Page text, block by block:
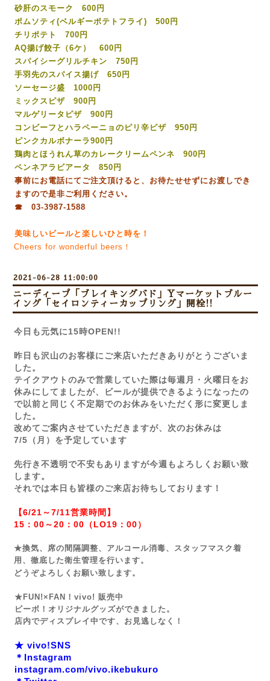
砂肝のスモーク 600円
ポムソティ(ベルギーポテトフライ) 500円
チリポテト 700円
AQ揚げ餃子（6ケ） 600円
スパイシーグリルチキン 750円
手羽先のスパイス揚げ 650円
ソーセージ盛 1000円
ミックスピザ 900円
マルゲリータピザ 900円
コンビーフとハラペーニョのピリ辛ピザ 950円
ピンクカルボナーラ900円
鶏肉とほうれん草のカレークリームペンネ 900円
ペンネアラビアータ 850円
事前にお電話にてご注文頂けると、お待たせせずにお渡しでき
ますので是非ご利用ください。
☎ 03-3987-1588
美味しいビールと楽しいひと時を！
Cheers for wonderful beers！
2021-06-28 11:00:00
ニーディープ「ブレイキングバド」Yマーケットブルー
イング「セイロンティーカップリング」開栓!!
今日も元気に15時OPEN!!
昨日も沢山のお客様にご来店いただきありがとうございま
した。
テイクアウトのみで営業していた際は毎週月・火曜日をお
休みにしてましたが、ビールが提供できるようになったの
で以前と同じく不定期でのお休みをいただく形に変更しま
した。
改めてご案内させていただきますが、次のお休みは
7/5（月）を予定しています
先行き不透明で不安もありますが今週もよろしくお願い致
します。
それでは本日も皆様のご来店お待ちしております！
【6/21～7/11営業時間】
15：00～20：00（LO19：00）
★換気、席の間隔調整、アルコール消毒、スタッフマスク着
用、徹底した衛生管理を行います。
どうぞよろしくお願い致します。
★FUN!×FAN！vivo! 販売中
ビーボ！オリジナルグッズができました。
店内でディスプレイ中です、お見逃しなく！
★ vivo!SNS
＊Instagram
instagram.com/vivo.ikebukuro